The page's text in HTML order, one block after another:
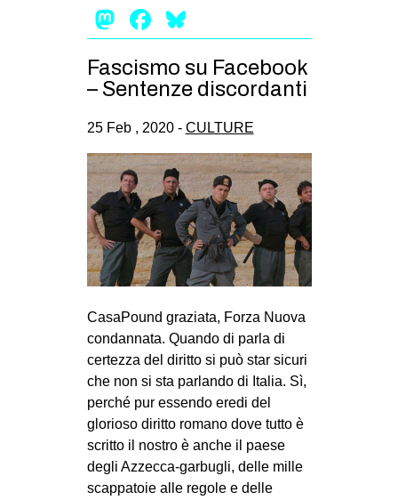
MIGRAZIONI
REPRESSIONE
ARTE
CINEMA
MANIFESTI
MUSICA
INTERNAZIONALE
AFRICA
AMERICHE
ESTREMO ORIENTE
EUROPA
MEDIO ORIENTE
Mastodon
Facebook
Fascismo su Facebook
– Sentenze discordanti
25 Feb , 2020 - CULTURE
CasaPound graziata, Forza Nuova
condannata. Quando di parla di
certezza del diritto si può star sicuri
che non si sta parlando di Italia. Sì,
perché pur essendo eredi del
glorioso diritto romano dove tutto è
scritto il nostro è anche il paese
degli Azzecca-garbugli, delle mille
scappatoie alle regole e delle